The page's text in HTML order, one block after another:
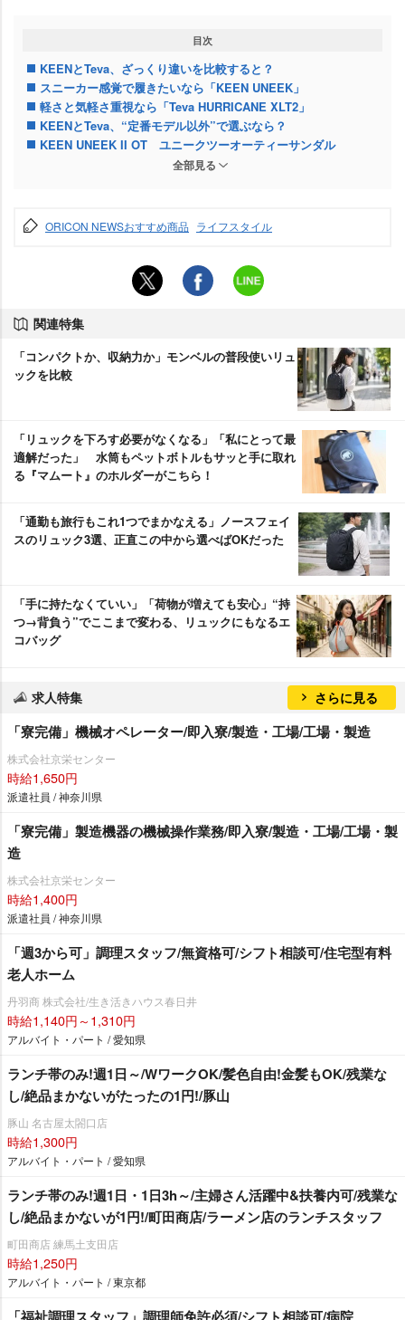
目次
KEENとTeva、ざっくり違いを比較すると？
スニーカー感覚で履きたいなら「KEEN UNEEK」
軽さと気軽さ重視なら「Teva HURRICANE XLT2」
KEENとTeva、“定番モデル以外”で選ぶなら？
KEEN UNEEK II OT ユニークツーオーティーサンダル
TEVA(テバ) レディース Hurricane Xlt2 Ampsoleサンダル
全部見る
ORICON NEWSおすすめ商品 ライフスタイル
関連特集
「コンパクトか、収納力か」モンベルの普段使いリュ
ックを比較
「リュックを下ろす必要がなくなる」「私にとって最
適解だった」 水筒もペットボトルもサッと手に取れ
る『マムート』のホルダーがこちら！
「通勤も旅行もこれ1つでまかなえる」ノースフェイ
スのリュック3選、正直この中から選べばOKだった
「手に持たなくていい」「荷物が増えても安心」“持
つ→背負う”でここまで変わる、リュックにもなるエ
コバッグ
求人特集 さらに見る
「寮完備」機械オペレーター/即入寮/製造・工場/工場・製造
株式会社京栄センター
時給1,650円
派遣社員 / 神奈川県
「寮完備」製造機器の機械操作業務/即入寮/製造・工場/工場・製
造
株式会社京栄センター
時給1,400円
派遣社員 / 神奈川県
「週3から可」調理スタッフ/無資格可/シフト相談可/住宅型有料
老人ホーム
丹羽商 株式会社/生き活きハウス春日井
時給1,140円～1,310円
アルバイト・パート / 愛知県
ランチ帯のみ!週1日～/WワークOK/髪色自由!金髪もOK/残業な
し/絶品まかないがたったの1円!/豚山
豚山 名古屋太閤口店
時給1,300円
アルバイト・パート / 愛知県
ランチ帯のみ!週1日・1日3h～/主婦さん活躍中&扶養内可/残業な
し/絶品まかないが1円!/町田商店/ラーメン店のランチスタッフ
町田商店 練馬土支田店
時給1,250円
アルバイト・パート / 東京都
「福祉調理スタッフ」調理師免許必須/シフト相談可/病院